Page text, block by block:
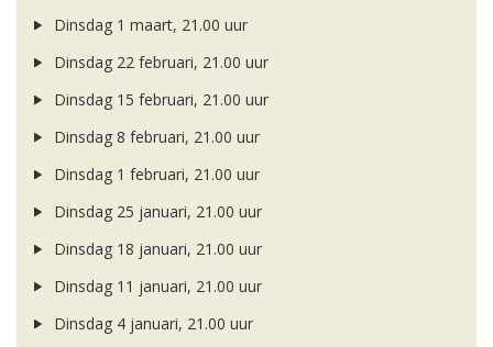
Dinsdag 1 maart, 21.00 uur
Dinsdag 22 februari, 21.00 uur
Dinsdag 15 februari, 21.00 uur
Dinsdag 8 februari, 21.00 uur
Dinsdag 1 februari, 21.00 uur
Dinsdag 25 januari, 21.00 uur
Dinsdag 18 januari, 21.00 uur
Dinsdag 11 januari, 21.00 uur
Dinsdag 4 januari, 21.00 uur